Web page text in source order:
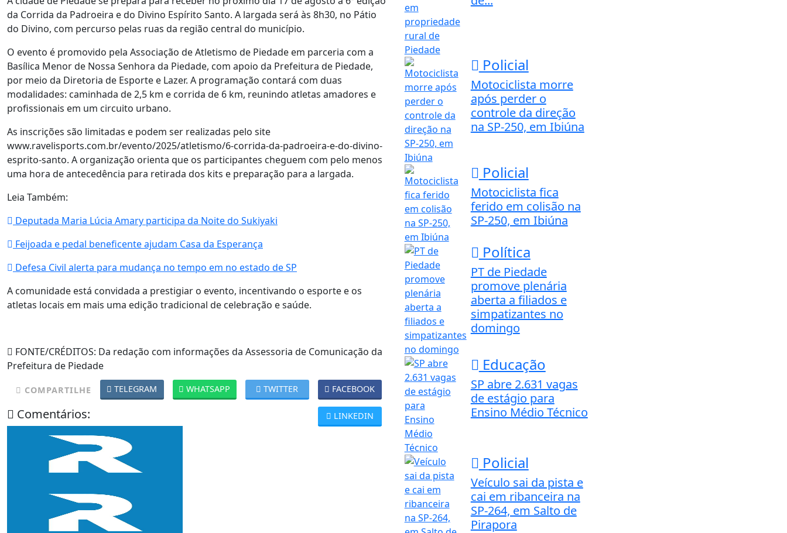
da Corrida da Padroeira e do Divino Espírito Santo. A largada será às 8h30, no Pátio
do Divino, com percurso pelas ruas da região central do município.
O evento é promovido pela Associação de Atletismo de Piedade em parceria com a
Basílica Menor de Nossa Senhora da Piedade, com apoio da Prefeitura de Piedade,
por meio da Diretoria de Esporte e Lazer. A programação contará com duas
modalidades: caminhada de 2,5 km e corrida de 6 km, reunindo atletas amadores e
profissionais em um circuito urbano.
As inscrições são limitadas e podem ser realizadas pelo site
www.ravelisports.com.br/evento/2025/atletismo/6-corrida-da-padroeira-e-do-divino-
esprito-santo. A organização orienta que os participantes cheguem com pelo menos
uma hora de antecedência para retirada dos kits e preparação para a largada.
Leia Também:
Deputada Maria Lúcia Amary participa da Noite do Sukiyaki
Feijoada e pedal beneficente ajudam Casa da Esperança
Defesa Civil alerta para mudança no tempo em no estado de SP
A comunidade está convidada a prestigiar o evento, incentivando o esporte e os
atletas locais em mais uma edição tradicional de celebração e saúde.
FONTE/CRÉDITOS: Da redação com informações da Assessoria de Comunicação da
Prefeitura de Piedade
COMPARTILHE FACEBOOK
TWITTER
WHATSAPP
TELEGRAM
LINKEDIN
Comentários:
Policial
Motociclista morre
após perder o
controle da direção
na SP-250, em Ibiúna
Policial
Motociclista fica
ferido em colisão na
SP-250, em Ibiúna
Política
PT de Piedade
promove plenária
aberta a filiados e
simpatizantes no
domingo
Educação
SP abre 2.631 vagas
de estágio para
Ensino Médio Técnico
Policial
Veículo sai da pista e
cai em ribanceira na
SP-264, em Salto de
Pirapora